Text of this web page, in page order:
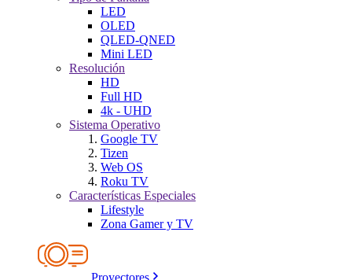
LED
OLED
QLED-QNED
Mini LED
Resolución
HD
Full HD
4k - UHD
Sistema Operativo
Google TV
Tizen
Web OS
Roku TV
Características Especiales
Lifestyle
Zona Gamer y TV
Proyectores